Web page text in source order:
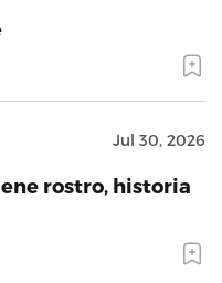
Jul 30, 2026
rostro, historia